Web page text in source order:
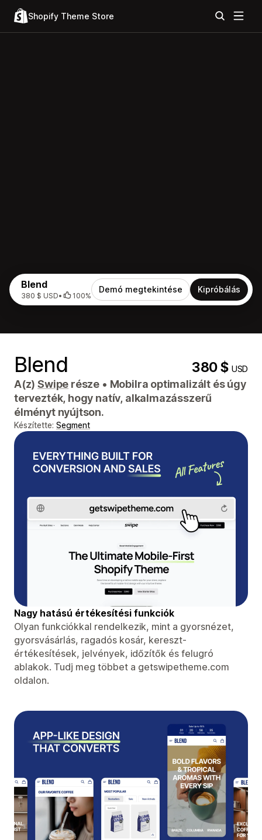
Shopify Theme Store
Blend
380 $ USD• 100%
Demó megtekintése Kipróbálás
Blend 380 $USD
A(z)Swipe része • Mobilra optimalizált és úgy
tervezték, hogy natív, alkalmazásszerű
élményt nyújtson.
Készítette: Segment
Nagy hatású értékesítési funkciók
Olyan funkciókkal rendelkezik, mint a gyorsnézet,
gyorsvásárlás, ragadós kosár, kereszt-
értékesítések, jelvények, időzítők és felugró
ablakok. Tudj meg többet a getswipetheme.com
oldalon.